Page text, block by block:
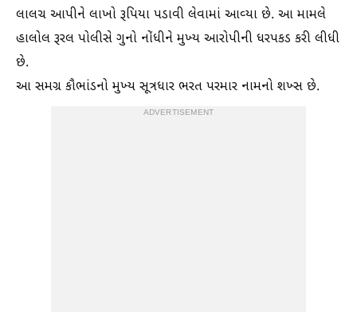
લાલચ આપીને લાખો રૂપિયા પડાવી લેવામાં આવ્યા છે. આ મામલે
હાલોલ રૂરલ પોલીસે ગુનો નોંધીને મુખ્ય આરોપીની ધરપકડ કરી લીધી
છે.
આ સમગ્ર કૌભાંડનો મુખ્ય સૂત્રધાર ભરત પરમાર નામનો શખ્સ છે.
ADVERTISEMENT